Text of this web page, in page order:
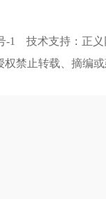
-1 技术支持：正义
禁止转载、摘编